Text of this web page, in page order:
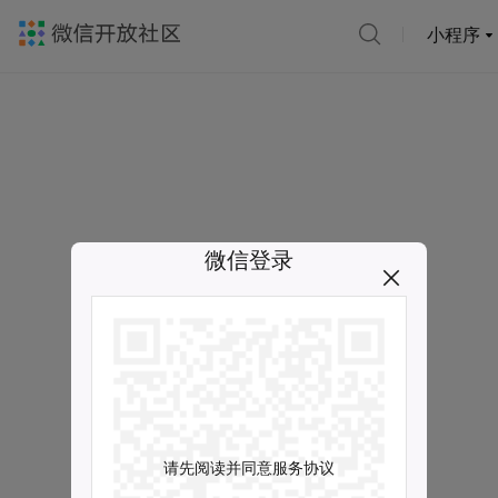
小程序
微信登录
请先阅读并同意服务协议